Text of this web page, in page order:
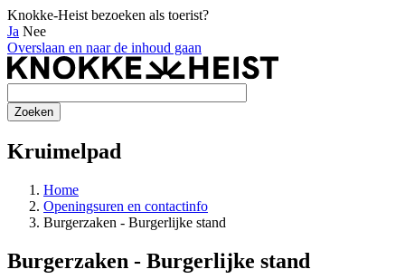
Knokke-Heist bezoeken als toerist?
Ja Nee
Overslaan en naar de inhoud gaan
Kruimelpad
Home
Openingsuren en contactinfo
Burgerzaken - Burgerlijke stand
Burgerzaken - Burgerlijke stand